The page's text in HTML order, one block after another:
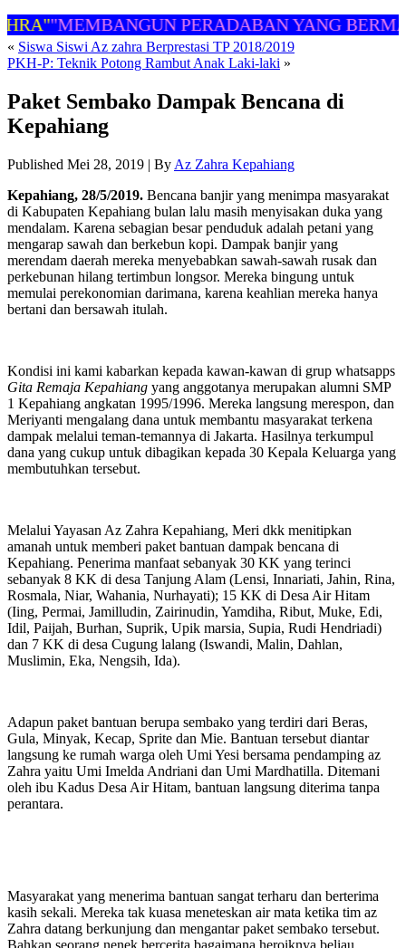
"MEMBANGUN PERADABAN YANG
« Siswa Siswi Az zahra Berprestasi TP 2018/2019
PKH-P: Teknik Potong Rambut Anak Laki-laki »
Paket Sembako Dampak Bencana di
Kepahiang
Published Mei 28, 2019 | By Az Zahra Kepahiang
Kepahiang, 28/5/2019. Bencana banjir yang menimpa masyarakat
di Kabupaten Kepahiang bulan lalu masih menyisakan duka yang
mendalam. Karena sebagian besar penduduk adalah petani yang
mengarap sawah dan berkebun kopi. Dampak banjir yang
merendam daerah mereka menyebabkan sawah-sawah rusak dan
perkebunan hilang tertimbun longsor. Mereka bingung untuk
memulai perekonomian darimana, karena keahlian mereka hanya
bertani dan bersawah itulah.
Kondisi ini kami kabarkan kepada kawan-kawan di grup whatsapps
Gita Remaja Kepahiang yang anggotanya merupakan alumni SMP
1 Kepahiang angkatan 1995/1996. Mereka langsung merespon, dan
Meriyanti mengalang dana untuk membantu masyarakat terkena
dampak melalui teman-temannya di Jakarta. Hasilnya terkumpul
dana yang cukup untuk dibagikan kepada 30 Kepala Keluarga yang
membutuhkan tersebut.
Melalui Yayasan Az Zahra Kepahiang, Meri dkk menitipkan
amanah untuk memberi paket bantuan dampak bencana di
Kepahiang. Penerima manfaat sebanyak 30 KK yang terinci
sebanyak 8 KK di desa Tanjung Alam (Lensi, Innariati, Jahin, Rina,
Rosmala, Niar, Wahania, Nurhayati); 15 KK di Desa Air Hitam
(Iing, Permai, Jamilludin, Zairinudin, Yamdiha, Ribut, Muke, Edi,
Idil, Paijah, Burhan, Suprik, Upik marsia, Supia, Rudi Hendriadi)
dan 7 KK di desa Cugung lalang (Iswandi, Malin, Dahlan,
Muslimin, Eka, Nengsih, Ida).
Adapun paket bantuan berupa sembako yang terdiri dari Beras,
Gula, Minyak, Kecap, Sprite dan Mie. Bantuan tersebut diantar
langsung ke rumah warga oleh Umi Yesi bersama pendamping az
Zahra yaitu Umi Imelda Andriani dan Umi Mardhatilla. Ditemani
oleh ibu Kadus Desa Air Hitam, bantuan langsung diterima tanpa
perantara.
Masyarakat yang menerima bantuan sangat terharu dan berterima
kasih sekali. Mereka tak kuasa meneteskan air mata ketika tim az
Zahra datang berkunjung dan mengantar paket sembako tersebut.
Bahkan seorang nenek bercerita bagaimana heroiknya beliau